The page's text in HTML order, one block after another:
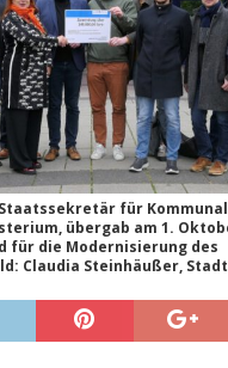
für
übergab am 1.
für die Modernisierung des
Claudia Steinhäußer,